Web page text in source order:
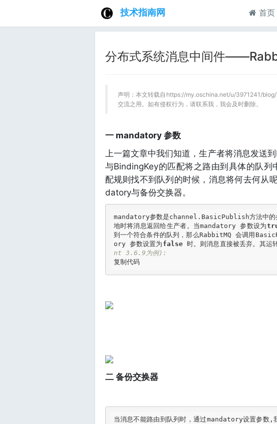
技术指南网 首页
分布式系统消息中间件
声明：本文转载自https://my.oschina.net/u/3971241/
交流之用。如有侵权行为，请联系我，我会及时删除。
一 mandatory 参数
上一篇文章中我们知道，生产者将消息发送
与BindingKey的匹配将之路由到具体的队
配规则找不到队列的时候，消息将何去何从
datory与备份交换器。
mandatory参数是channel. BasicPublish方法中
地时将消息返回给生产者。当mandatory 参数设为
到一个符合条件的队列，那么RabbitMQ 会调用
ory 参数设置为 false 时。则消息直接被丢弃。其运
nt 3.6.9为例):
复制代码
二 备份交换器
当消息不能路由到队列时，通过mandatory设置参数,